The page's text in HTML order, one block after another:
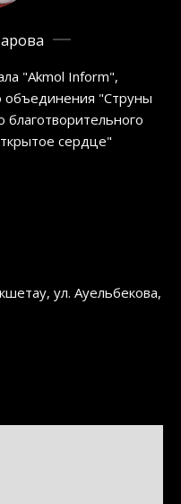
"Akmol Inform",
объединения "Струны
сердце"
ул. Ауельбекова,